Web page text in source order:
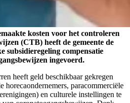
kosten voor het controleren
(CTB) heeft de gemeente de
compensatie
ingevoerd.
heeft geld beschikbaar gekregen
horecaondernemers, paracommerciële
en culturele instellingen te